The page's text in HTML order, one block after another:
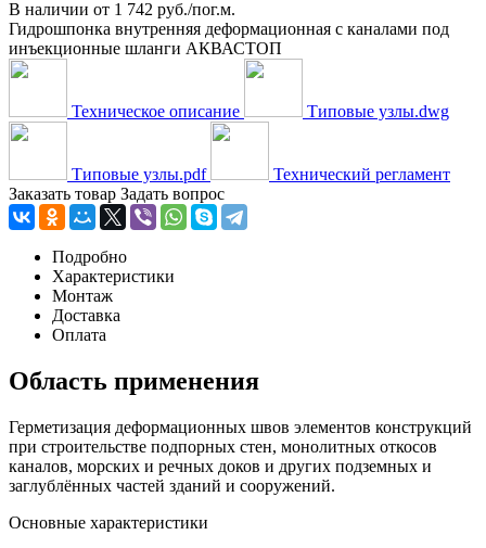
В наличии от 1 742 руб./пог.м.
Гидрошпонка внутренняя деформационная с каналами под
инъекционные шланги АКВАСТОП
Техническое описание Типовые узлы.dwg
Типовые узлы.pdf
Технический регламент
Заказать товар Задать вопрос
Подробно
Характеристики
Монтаж
Доставка
Оплата
Область применения
Герметизация деформационных швов элементов конструкций
при строительстве подпорных стен, монолитных откосов
каналов, морских и речных доков и других подземных и
заглублённых частей зданий и сооружений.
Основные характеристики